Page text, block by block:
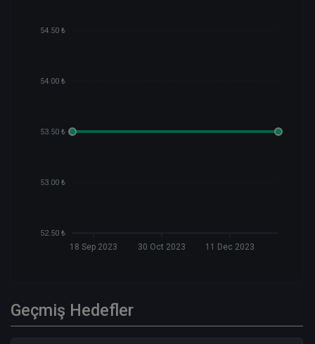
54.50 ₺
54.00 ₺
53.50 ₺
53.00 ₺
52.50 ₺
18 Sep 2023 30 Oct 2023 11 Dec 2023
Geçmiş Hedefler